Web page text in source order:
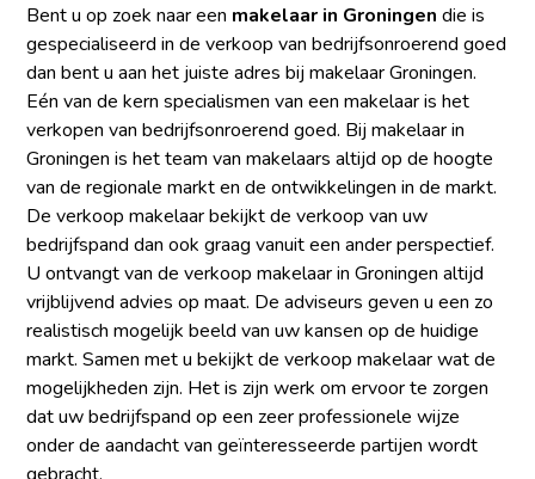
Bent u op zoek naar een makelaar in Groningen die is
gespecialiseerd in de verkoop van bedrijfsonroerend goed
dan bent u aan het juiste adres bij makelaar Groningen.
Eén van de kern specialismen van een makelaar is het
verkopen van bedrijfsonroerend goed. Bij makelaar in
Groningen is het team van makelaars altijd op de hoogte
van de regionale markt en de ontwikkelingen in de markt.
De verkoop makelaar bekijkt de verkoop van uw
bedrijfspand dan ook graag vanuit een ander perspectief.
U ontvangt van de verkoop makelaar in Groningen altijd
vrijblijvend advies op maat. De adviseurs geven u een zo
realistisch mogelijk beeld van uw kansen op de huidige
markt. Samen met u bekijkt de verkoop makelaar wat de
mogelijkheden zijn. Het is zijn werk om ervoor te zorgen
dat uw bedrijfspand op een zeer professionele wijze
onder de aandacht van geïnteresseerde partijen wordt